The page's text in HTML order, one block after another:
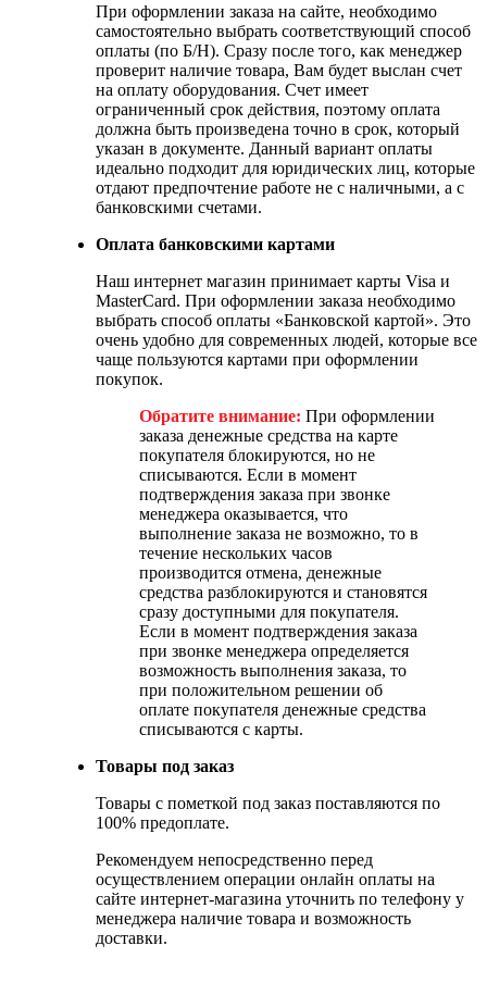
При оформлении заказа на сайте, необходимо
самостоятельно выбрать соответствующий способ
оплаты (по Б/Н). Сразу после того, как менеджер
проверит наличие товара, Вам будет выслан счет
на оплату оборудования. Счет имеет
ограниченный срок действия, поэтому оплата
должна быть произведена точно в срок, который
указан в документе. Данный вариант оплаты
идеально подходит для юридических лиц, которые
отдают предпочтение работе не с наличными, а с
банковскими счетами.
Оплата банковскими картами
Наш интернет магазин принимает карты Visa и
MasterCard. При оформлении заказа необходимо
выбрать способ оплаты «Банковской картой». Это
очень удобно для современных людей, которые все
чаще пользуются картами при оформлении
покупок.
Обратите внимание: При оформлении
заказа денежные средства на карте
покупателя блокируются, но не
списываются. Если в момент
подтверждения заказа при звонке
менеджера оказывается, что
выполнение заказа не возможно, то в
течение нескольких часов
производится отмена, денежные
средства разблокируются и становятся
сразу доступными для покупателя.
Если в момент подтверждения заказа
при звонке менеджера определяется
возможность выполнения заказа, то
при положительном решении об
оплате покупателя денежные средства
списываются с карты.
Товары под заказ
Товары с пометкой под заказ поставляются по
100% предоплате.
Рекомендуем непосредственно перед
осуществлением операции онлайн оплаты на
сайте интернет-магазина уточнить по телефону у
менеджера наличие товара и возможность
доставки.